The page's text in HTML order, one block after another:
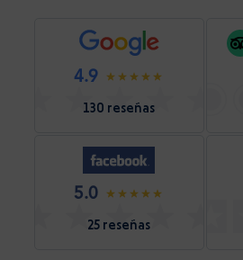
4.9
130 reseñas
5.0
25 reseñas